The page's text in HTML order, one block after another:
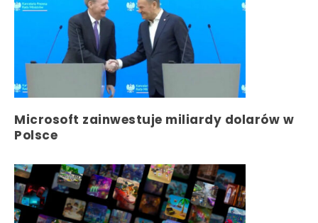
Microsoft zainwestuje miliardy dolarów w
Polsce